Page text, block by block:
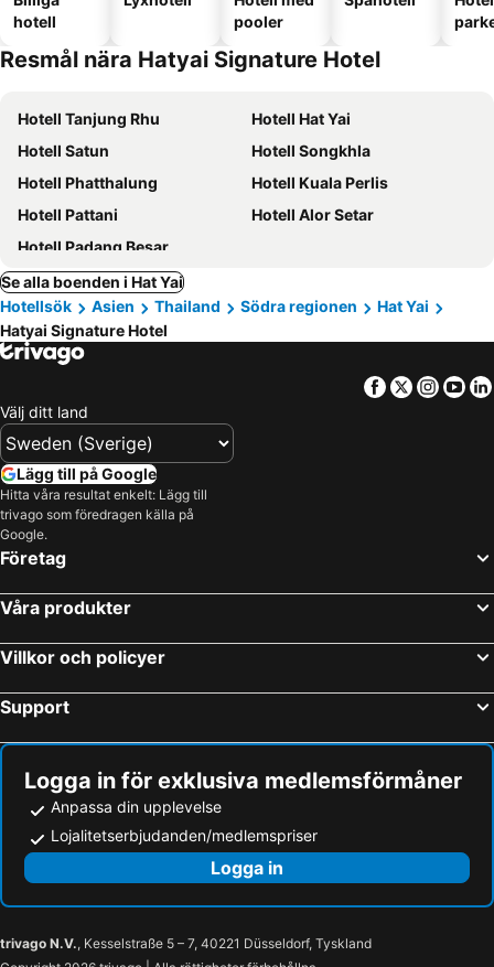
hotell
pooler
Resmål nära Hatyai Signature Hotel
Hotell Tanjung Rhu
Hotell Hat Yai
Hotell Satun
Hotell Songkhla
Hotell Phatthalung
Hotell Kuala Perlis
Hotell Pattani
Hotell Alor Setar
Hotell Padang Besar
Se alla boenden i Hat Yai
Hotellsök
Asien Thailand Södra regionen
Hat Yai
Hatyai Signature Hotel
Facebook
Twitter
Välj ditt land
Lägg till på Google
Hitta våra resultat enkelt: Lägg till
trivago som föredragen källa på
Google.
Företag
Våra produkter
Villkor och policyer
Support
Logga in för exklusiva medlemsförmåner
Anpassa din upplevelse
Lojalitetserbjudanden/medlemspriser
Logga in
trivago N.V., Kesselstraße 5 – 7, 40221 Düsseldorf, Tyskland